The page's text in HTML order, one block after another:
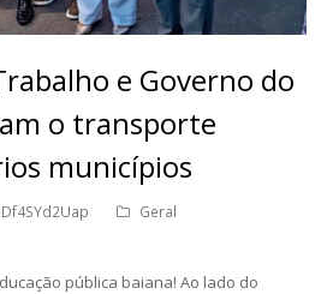
e Governo do
o transporte
municípios
Df4SYd2Uap
Geral
pública baiana! Ao lado do